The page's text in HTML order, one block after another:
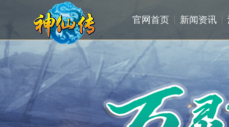
官网首页 新闻资讯